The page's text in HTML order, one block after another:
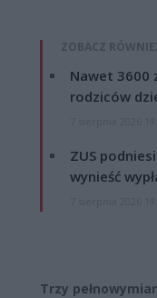
ZOBACZ
Nawet 3600
rodziców
ZUS
wynieść
Trzy